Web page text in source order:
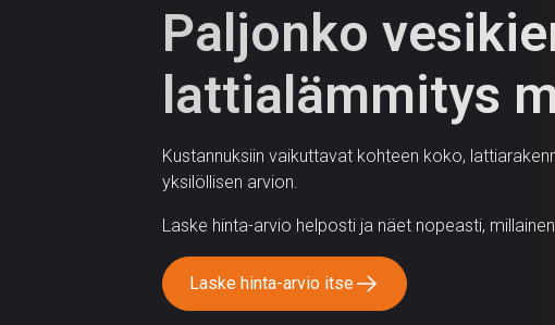
Paljonko
lattialämmitys
Kustannuksiin vaikuttavat kohteen koko,
yksilöllisen arvion.
Laske hinta-arvio helposti ja näet nopeasti,
Laske hinta-arvio itse